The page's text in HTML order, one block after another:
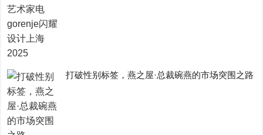
打破性别标签，燕之屋·总裁碗燕的市场突围之路